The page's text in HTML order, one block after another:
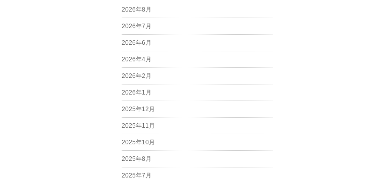
2026年8月
2026年7月
2026年6月
2026年4月
2026年2月
2026年1月
2025年12月
2025年11月
2025年10月
2025年8月
2025年7月